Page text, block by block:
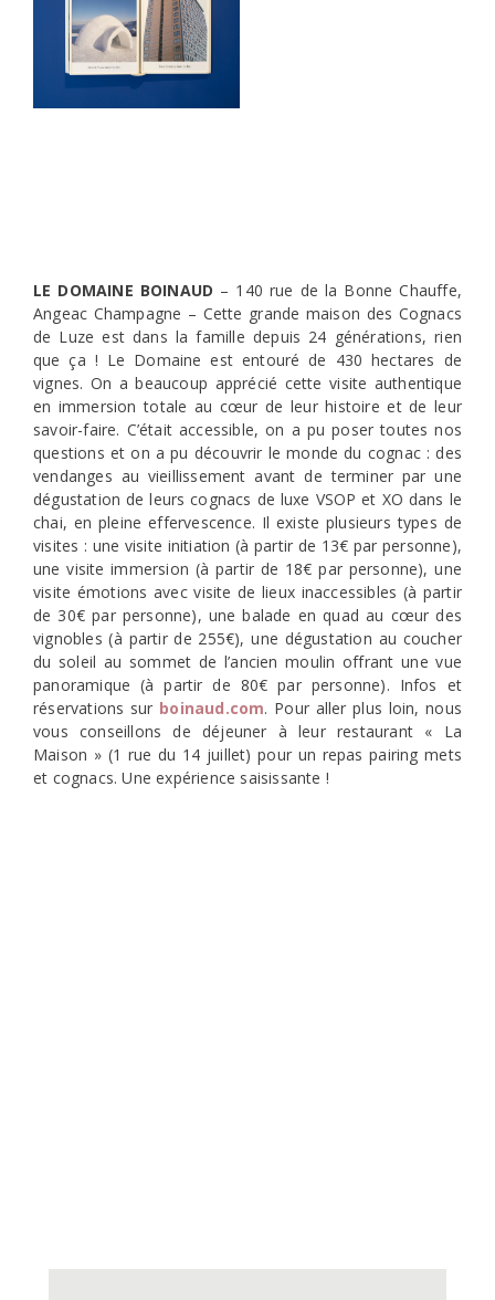
LE DOMAINE BOINAUD – 140 rue de la Bonne Chauffe,
Angeac Champagne – Cette grande maison des Cognacs
de Luze est dans la famille depuis 24 générations, rien
que ça ! Le Domaine est entouré de 430 hectares de
vignes. On a beaucoup apprécié cette visite authentique
en immersion totale au cœur de leur histoire et de leur
savoir-faire. C’était accessible, on a pu poser toutes nos
questions et on a pu découvrir le monde du cognac : des
vendanges au vieillissement avant de terminer par une
dégustation de leurs cognacs de luxe VSOP et XO dans le
chai, en pleine effervescence. Il existe plusieurs types de
visites : une visite initiation (à partir de 13€ par personne),
une visite immersion (à partir de 18€ par personne), une
visite émotions avec visite de lieux inaccessibles (à partir
de 30€ par personne), une balade en quad au cœur des
vignobles (à partir de 255€), une dégustation au coucher
du soleil au sommet de l’ancien moulin offrant une vue
panoramique (à partir de 80€ par personne). Infos et
réservations sur boinaud.com. Pour aller plus loin, nous
vous conseillons de déjeuner à leur restaurant « La
Maison » (1 rue du 14 juillet) pour un repas pairing mets
et cognacs. Une expérience saisissante !